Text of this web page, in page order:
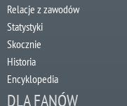
Relacje z zawodów
Statystyki
Skocznie
Historia
Encyklopedia
DLA FANÓW